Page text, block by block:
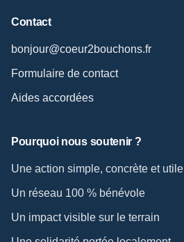
Contact
bonjour@coeur2bouchons.fr
Formulaire de contact
Aides accordées
Pourquoi nous soutenir ?
Une action simple, concrète et utile
Un réseau 100 % bénévole
Un impact visible sur le terrain